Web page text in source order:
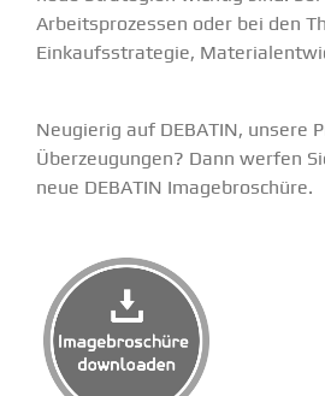
Arbeits­pro­zessen oder bei den
Einkaufs­stra­tegie,
Neugierig auf DEBATIN, unsere
Überzeu­gungen? Dann werfen
neue DEBATIN Image­bro­schüre.